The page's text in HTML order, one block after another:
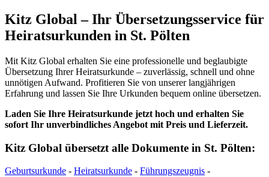
Kitz Global – Ihr Übersetzungsservice für
Heiratsurkunden in St. Pölten
Mit Kitz Global erhalten Sie eine professionelle und beglaubigte
Übersetzung Ihrer Heiratsurkunde – zuverlässig, schnell und ohne
unnötigen Aufwand. Profitieren Sie von unserer langjährigen
Erfahrung und lassen Sie Ihre Urkunden bequem online übersetzen.
Laden Sie Ihre Heiratsurkunde jetzt hoch und erhalten Sie
sofort Ihr unverbindliches Angebot mit Preis und Lieferzeit.
Kitz Global übersetzt alle Dokumente in St. Pölten:
Geburtsurkunde - Heiratsurkunde - Führungszeugnis -